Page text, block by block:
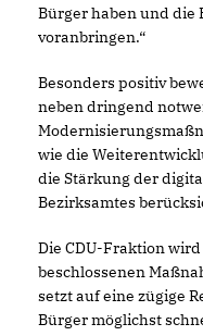
Bürger haben und die
voranbringen.“
Besonders positiv
neben dringend
wie die
die Stärkung der
Bezirksamtes
Die CDU-Fraktion
beschlossenen
setzt auf eine zügige
Bürger möglichst